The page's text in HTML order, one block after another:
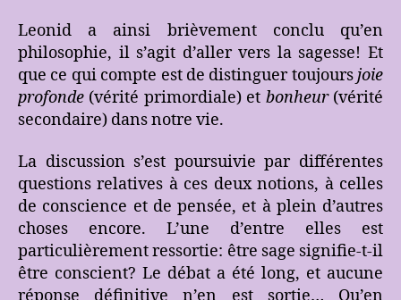
Leonid a ainsi brièvement conclu qu’en
philosophie, il s’agit d’aller vers la sagesse! Et
que ce qui compte est de distinguer toujoursjoie
profonde (vérité primordiale) et bonheur(vérité
secondaire) dans notre vie.
La discussion s’est poursuivie par différentes
questions relatives à ces deux notions, à celles
de conscience et de pensée, et à plein d’autres
choses encore. L’une d’entre elles est
particulièrement ressortie: être sage signifie-t-il
être conscient? Le débat a été long, et aucune